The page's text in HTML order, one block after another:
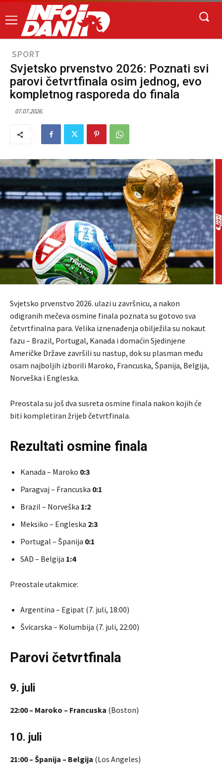
SPORT
Svjetsko prvenstvo 2026: Poznati svi
parovi četvrtfinala osim jednog, evo
kompletnog rasporeda do finala
07.07.2026.
Svjetsko prvenstvo 2026. ulazi u završnicu, a nakon
odigranih mečeva osmine finala poznata su gotovo sva
četvrtfinalna para. Velika iznenađenja obilježila su nokaut
fazu – Brazil, Portugal, Kanada i domaćin Sjedinjene
Američke Države završili su nastup, dok su plasman među
osam najboljih izborili Maroko, Francuska, Španija, Belgija,
Norveška i Engleska.
Preostala su još dva susreta osmine finala nakon kojih će
biti kompletiran žrijeb četvrtfinala.
Rezultati osmine finala
Kanada – Maroko 0:3
Paragvaj – Francuska 0:1
Brazil – Norveška 1:2
Meksiko – Engleska 2:3
Portugal – Španija 0:1
SAD – Belgija 1:4
Preostale utakmice:
Argentina – Egipat (7. juli, 18:00)
Švicarska – Kolumbija (7. juli, 22:00)
Parovi četvrtfinala
9. juli
22:00 – Maroko – Francuska (Boston)
10. juli
21:00 – Španija – Belgija (Los Angeles)